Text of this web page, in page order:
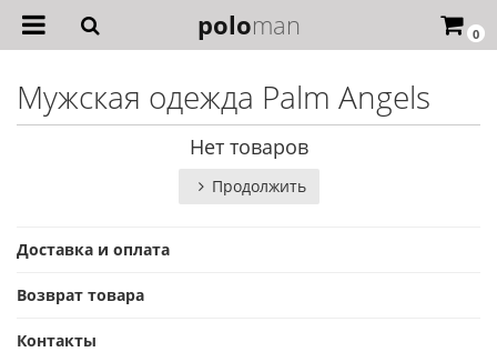
0
poloman
Мужская одежда Palm Angels
Нет товаров
Продолжить
Доставка и оплата
Возврат товара
Контакты